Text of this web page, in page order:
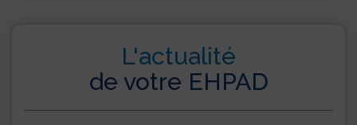
L'actualité
de votre EHPAD